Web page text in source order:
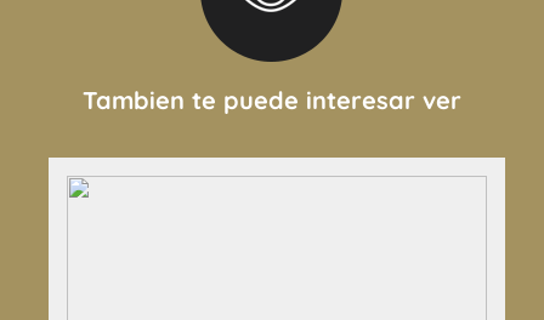
Tambien te puede interesar ver